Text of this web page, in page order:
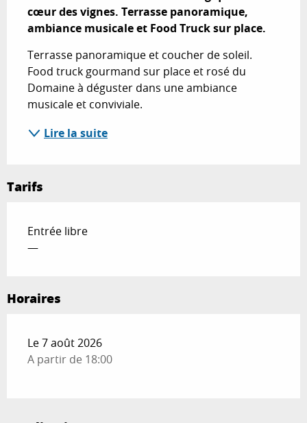
cœur des vignes. Terrasse panoramique,
ambiance musicale et Food Truck sur place.
Terrasse panoramique et coucher de soleil.
Food truck gourmand sur place et rosé du
Domaine à déguster dans une ambiance
musicale et conviviale.
Lire la suite
Tarifs
Entrée libre
—
Horaires
Le 7 août 2026
A partir de 18:00